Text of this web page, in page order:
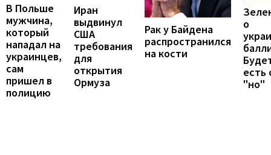
В Польше
мужчина,
который
нападал на
украинцев,
сам
пришел в
полицию
Иран
выдвинул
США
требования
для
открытия
Ормуза
Рак у Байдена
распространился
на кости
о
есть
"но"